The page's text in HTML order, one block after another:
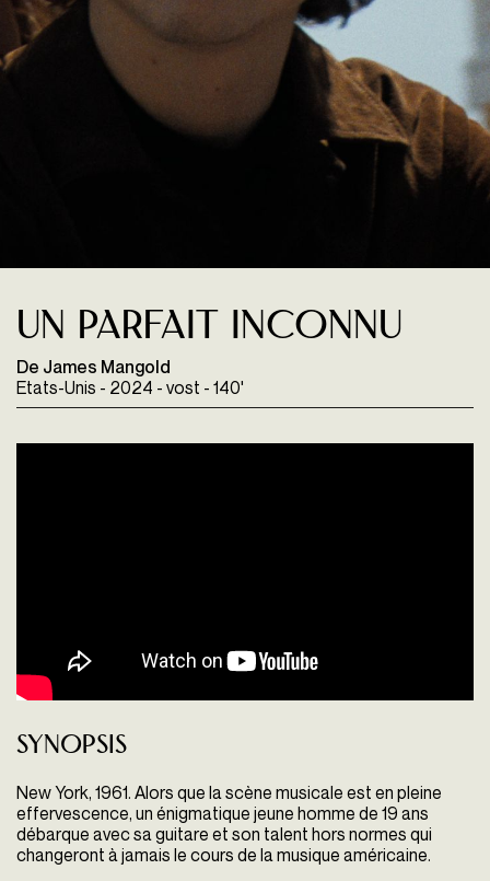
Un parfait inconnu
De James Mangold
Etats-Unis - 2024 - vost - 140'
Synopsis
New York, 1961. Alors que la scène musicale est en pleine
effervescence, un énigmatique jeune homme de 19 ans
débarque avec sa guitare et son talent hors normes qui
changeront à jamais le cours de la musique américaine.